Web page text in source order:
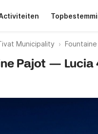
Municipality
Pajot — Lucia